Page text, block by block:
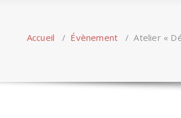
Accueil / Évènement /Atelier «